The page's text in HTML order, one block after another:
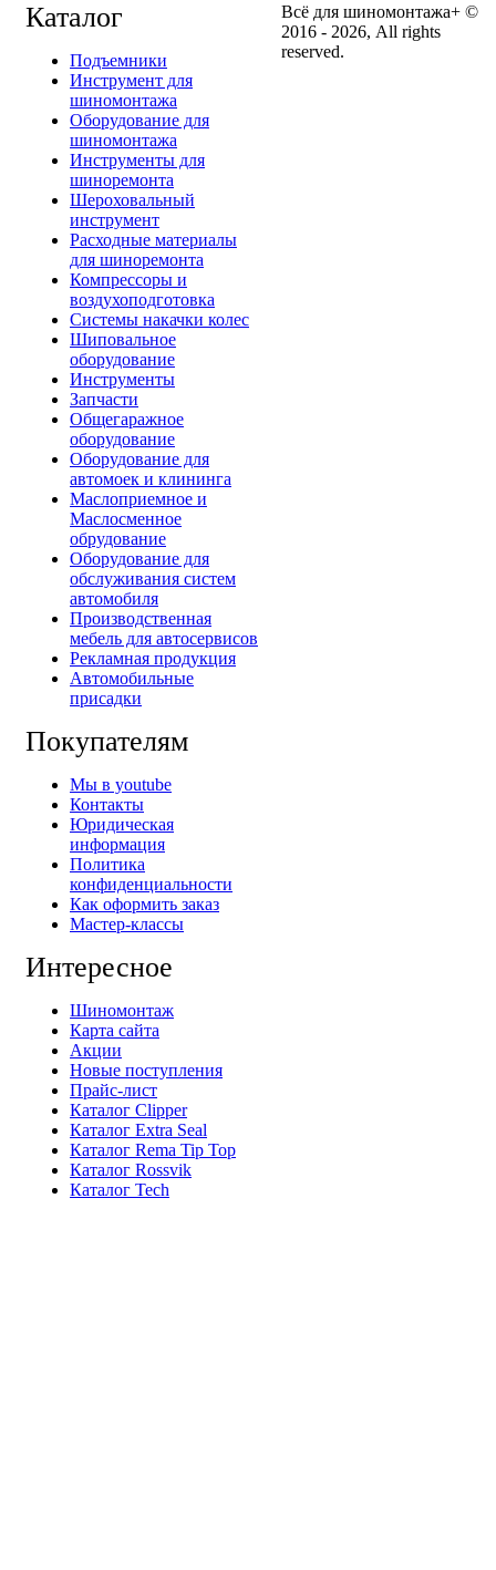
Каталог
Подъемники
Инструмент для
шиномонтажа
Оборудование для
шиномонтажа
Инструменты для
шиноремонта
Шероховальный
инструмент
Расходные материалы
для шиноремонта
Компрессоры и
воздухоподготовка
Системы накачки колес
Шиповальное
оборудование
Инструменты
Запчасти
Общегаражное
оборудование
Оборудование для
автомоек и клининга
Маслоприемное и
Маслосменное
обрудование
Оборудование для
обслуживания систем
автомобиля
Производственная
мебель для автосервисов
Рекламная продукция
Автомобильные
присадки
Покупателям
Мы в youtube
Контакты
Юридическая
информация
Политика
конфиденциальности
Как оформить заказ
Мастер-классы
Интересное
Шиномонтаж
Карта сайта
Акции
Новые поступления
Прайс-лист
Каталог Clipper
Каталог Extra Seal
Каталог Rema Tip Top
Каталог Rossvik
Каталог Tech
Всё для шиномонтажа+ ©
2016 - 2026, All rights
reserved.